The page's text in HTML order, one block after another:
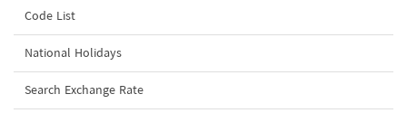
Code List
National Holidays
Search Exchange Rate